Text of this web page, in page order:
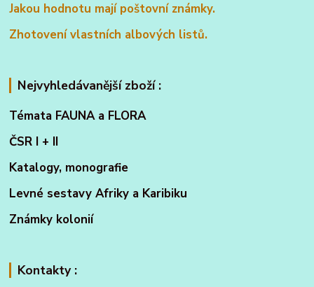
Jakou hodnotu mají poštovní známky.
Zhotovení vlastních albových listů.
Nejvyhledávanější zboží :
Témata FAUNA a FLORA
ČSR I + II
Katalogy, monografie
Levné sestavy Afriky a Karibiku
Známky kolonií
Kontakty :